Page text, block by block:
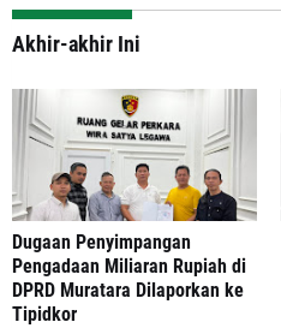
Akhir-akhir Ini
‎Dugaan Penyimpangan
Pengadaan Miliaran Rupiah di
DPRD Muratara Dilaporkan ke
Tipidkor